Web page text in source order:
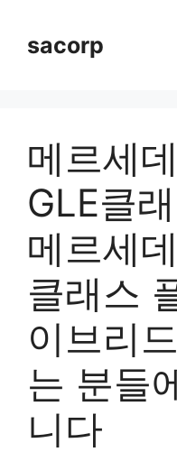
contentsacorp
메르세
GLE클
메르세
클래스
이브리
는 분들
니다